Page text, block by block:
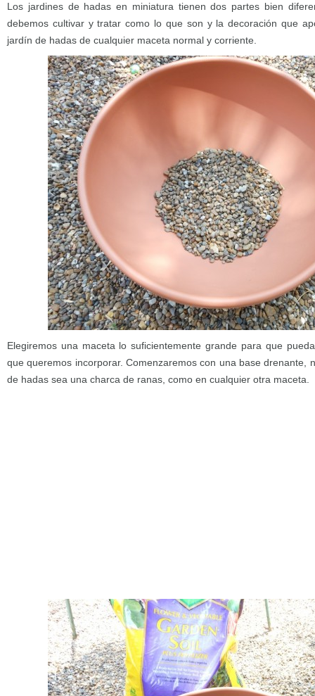
Los jardines de hadas en miniatura tienen dos partes bien
debemos cultivar y tratar como lo que son y la decoración que
jardín de hadas de cualquier maceta normal y corriente.
Elegiremos una maceta lo suficientemente grande para que
que queremos incorporar. Comenzaremos con una base drenante,
de hadas sea una charca de ranas, como en cualquier otra maceta.